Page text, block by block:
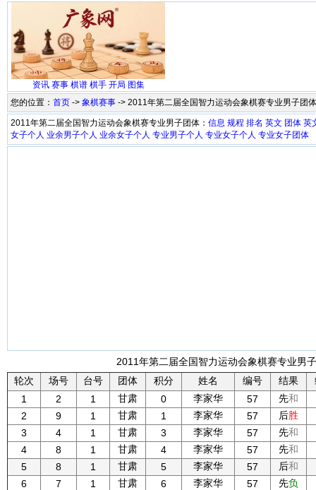
资讯 赛事 棋谱 棋手 开局 图集
您的位置： 首页 -> 象棋赛事 -> 2011年第二届全国智力运动会象棋赛专业男子团
2011年第二届全国智力运动会象棋赛专业男子团体： 信息 规程 排名 英文 团体 英
女子个人 业余男子个人 业余女子个人 专业男子个人 专业女子个人 专业女子团体
2011年第二届全国智力运动会象棋赛专业男
轮次
场号 台号 团体 积分 姓名 编号 结果
1
2 1 甘肃 0 李家华 57 先和
2
9 1 甘肃 1 李家华 57 后胜
3
4 1 甘肃 3 李家华 57 先和
4
8 1 甘肃 4 李家华 57 先和
5
8 1 甘肃 5 李家华 57 后和
6
7 1 甘肃 6 李家华 57 先负